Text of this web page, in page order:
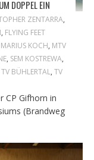
DOPPEL EIN
ZENTARRA,
, FLYING FEET
MARIUS KOCH, MTV
, SEM KOSTREWA,
TV BÜHLERTAL, TV
CP Gifhorn in
(Brandweg